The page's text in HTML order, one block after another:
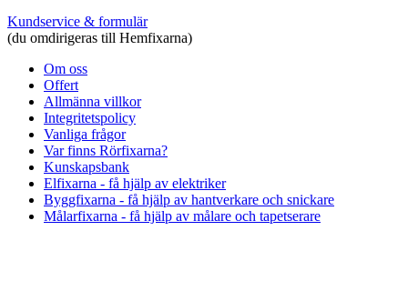
Kundservice & formulär
(du omdirigeras till Hemfixarna)
Om oss
Offert
Allmänna villkor
Integritetspolicy
Vanliga frågor
Var finns Rörfixarna?
Kunskapsbank
Elfixarna - få hjälp av elektriker
Byggfixarna - få hjälp av hantverkare och snickare
Målarfixarna - få hjälp av målare och tapetserare